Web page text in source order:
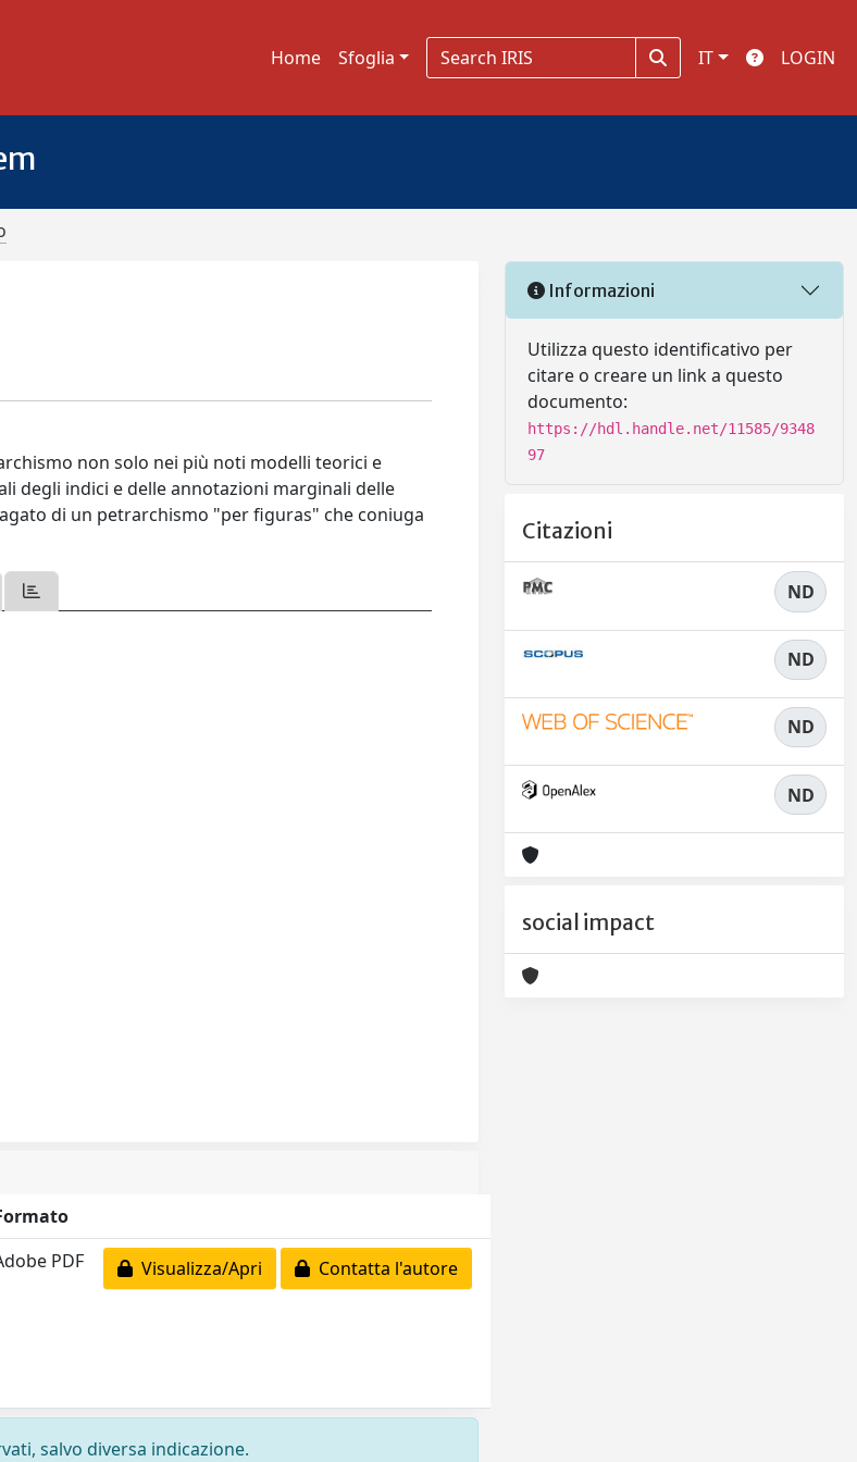
Home Sfoglia IT LOGIN
non solo nei più noti modelli teorici e
degli indici e delle annotazioni marginali delle
di un petrarchismo "per figuras" che coniuga
PDF Visualizza/Apri Contatta l'autore
salvo diversa indicazione.
Informazioni
Utilizza questo identificativo per
citare o creare un link a questo
documento:
https://hdl.handle.net/11585/9348
97
Citazioni
ND
ND
ND
ND
social impact